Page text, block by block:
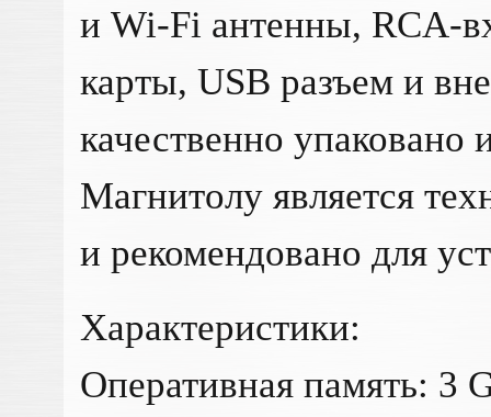
и Wi-Fi антенны, RCA-
карты, USB разъем и
качественно упаковано
Магнитолу является
и рекомендовано для
Характеристики:
Оперативная память: 3